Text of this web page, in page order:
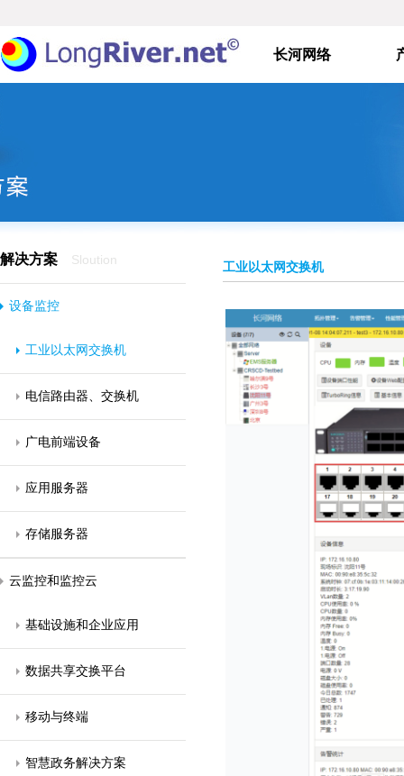
长河网络
解决方案 Sloution
设备监控
工业以太网交换机
电信路由器、交换机
广电前端设备
应用服务器
存储服务器
云监控和监控云
基础设施和企业应用
数据共享交换平台
移动与终端
智慧政务解决方案
工业以太网交换机